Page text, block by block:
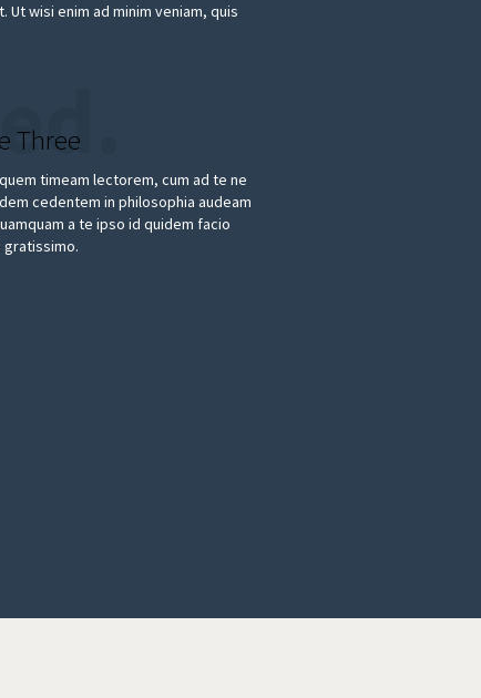
wisi enim ad minim veniam, quis
Three
timeam lectorem, cum ad te ne
cedentem in philosophia audeam
a te ipso id quidem facio